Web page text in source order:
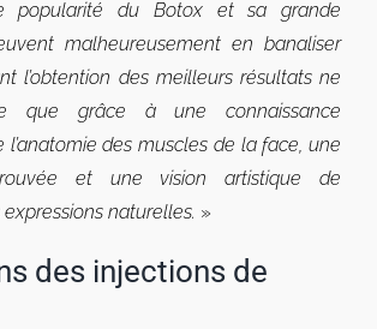
popularité du Botox et sa grande
malheureusement en banaliser
l’obtention des meilleurs résultats ne
que grâce à une connaissance
l’anatomie des muscles de la face, une
et une vision artistique de
expressions naturelles. »
des injections de